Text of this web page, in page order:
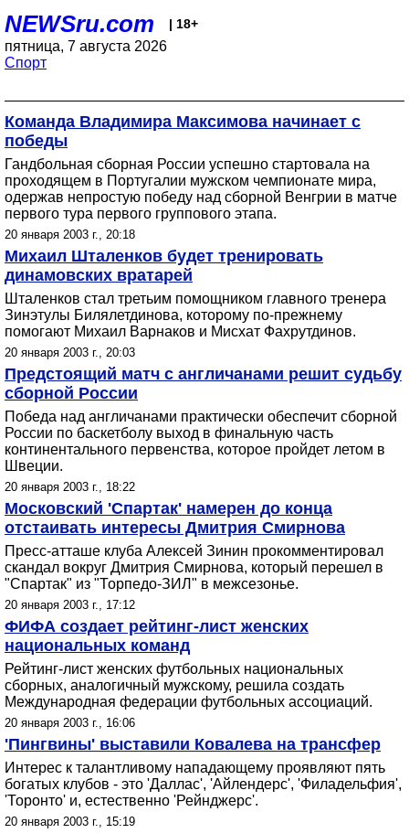
NEWSru.com | 18+
пятница, 7 августа 2026
Спорт
Команда Владимира Максимова начинает с
победы
Гандбольная сборная России успешно стартовала на
проходящем в Португалии мужском чемпионате мира,
одержав непростую победу над сборной Венгрии в матче
первого тура первого группового этапа.
20 января 2003 г., 20:18
Михаил Шталенков будет тренировать
динамовских вратарей
Шталенков стал третьим помощником главного тренера
Зинэтулы Билялетдинова, которому по-прежнему
помогают Михаил Варнаков и Мисхат Фахрутдинов.
20 января 2003 г., 20:03
Предстоящий матч с англичанами решит судьбу
сборной России
Победа над англичанами практически обеспечит сборной
России по баскетболу выход в финальную часть
континентального первенства, которое пройдет летом в
Швеции.
20 января 2003 г., 18:22
Московский 'Спартак' намерен до конца
отстаивать интересы Дмитрия Смирнова
Пресс-атташе клуба Алексей Зинин прокомментировал
скандал вокруг Дмитрия Смирнова, который перешел в
"Спартак" из "Торпедо-ЗИЛ" в межсезонье.
20 января 2003 г., 17:12
ФИФА создает рейтинг-лист женских
национальных команд
Рейтинг-лист женских футбольных национальных
сборных, аналогичный мужскому, решила создать
Международная федерации футбольных ассоциаций.
20 января 2003 г., 16:06
'Пингвины' выставили Ковалева на трансфер
Интерес к талантливому нападающему проявляют пять
богатых клубов - это 'Даллас', 'Айлендерс', 'Филадельфия',
'Торонто' и, естественно 'Рейнджерс'.
20 января 2003 г., 15:19